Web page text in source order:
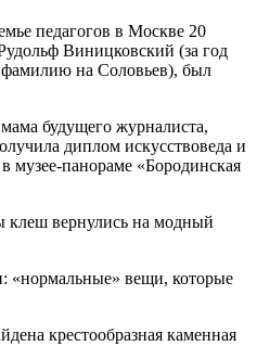
педагогов в Москве 20
Виницковский (за год
на Соловьев), был
будущего журналиста,
диплом искусствоведа и
музее-панораме «Бородинская
вернулись на модный
«нормальные» вещи, которые
крестообразная каменная